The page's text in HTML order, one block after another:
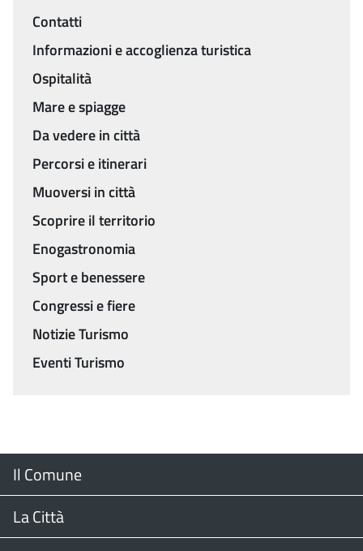
Menu
Contatti
Informazioni e accoglienza turistica
Ospitalità
Mare e spiagge
Da vedere in città
Percorsi e itinerari
Muoversi in città
Scoprire il territorio
Enogastronomia
Sport e benessere
Congressi e fiere
Notizie Turismo
Eventi Turismo
Menu
Footer
Il Comune
Il Sindaco
La Città